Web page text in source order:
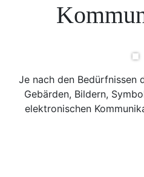
Je nach den Bedürfnissen
Gebärden, Bildern,
elektronischen